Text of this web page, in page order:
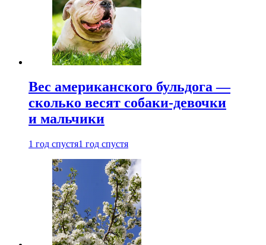
Вес американского бульдога —
сколько весят собаки-девочки
и мальчики
1 год спустя1 год спустя